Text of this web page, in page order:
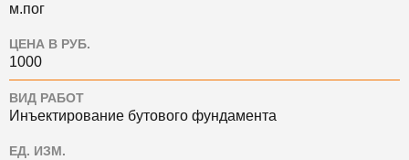
м.пог
ЦЕНА В РУБ.
1000
ВИД РАБОТ
Инъектирование бутового фундамента
ЕД. ИЗМ.